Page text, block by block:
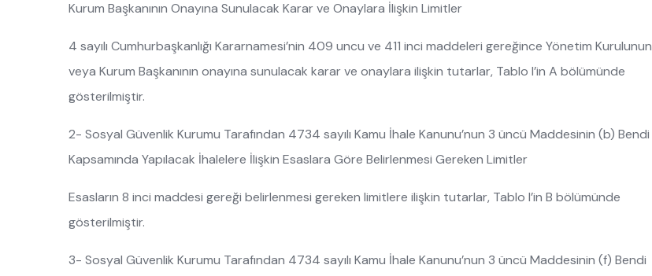
Kurum Başkanının Onayına Sunulacak Karar ve Onaylara İlişkin Limitler
4 sayılı Cumhurbaşkanlığı Kararnamesi’nin 409 uncu ve 411 inci maddeleri gereğince Yönetim Kurulunun
veya Kurum Başkanının onayına sunulacak karar ve onaylara ilişkin tutarlar, Tablo I’in A bölümünde
gösterilmiştir.
2- Sosyal Güvenlik Kurumu Tarafından 4734 sayılı Kamu İhale Kanunu’nun 3 üncü Maddesinin (b) Bendi
Kapsamında Yapılacak İhalelere İlişkin Esaslara Göre Belirlenmesi Gereken Limitler
Esasların 8 inci maddesi gereği belirlenmesi gereken limitlere ilişkin tutarlar, Tablo I’in B bölümünde
gösterilmiştir.
3- Sosyal Güvenlik Kurumu Tarafından 4734 sayılı Kamu İhale Kanunu’nun 3 üncü Maddesinin (f) Bendi